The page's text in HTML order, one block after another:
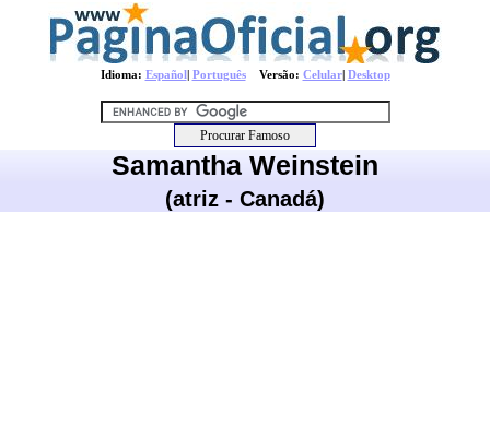
Idioma: Español| PortuguêsVersão: Celular| Desktop
Samantha Weinstein
(atriz - Canadá)